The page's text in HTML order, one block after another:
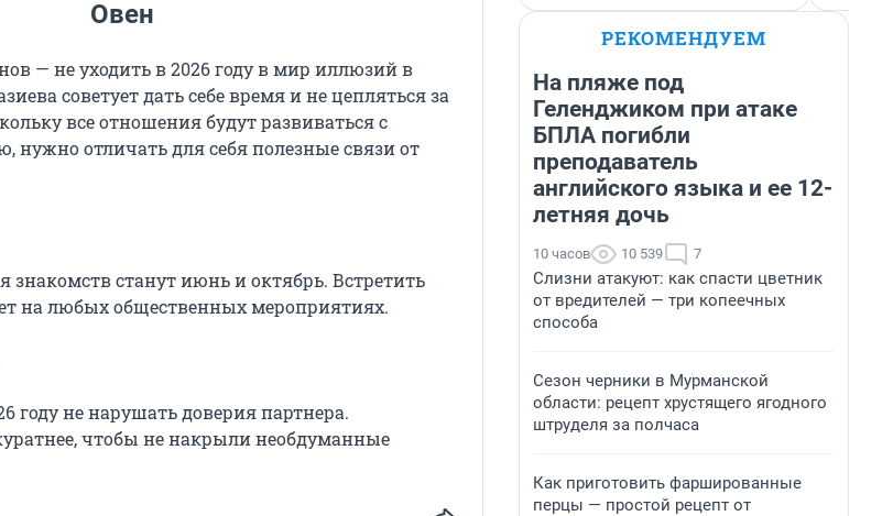
Овен
— не уходить в 2026 году в мир иллюзий в
советует дать себе время и не цепляться за
все отношения будут развиваться с
нужно отличать для себя полезные связи от
станут июнь и октябрь. Встретить
на любых общественных мероприятиях.
году не нарушать доверия партнера.
чтобы не накрыли необдуманные
РЕКОМЕНДУЕМ
На пляже под
Геленджиком при атаке
БПЛА погибли
преподаватель
английского языка и ее 12-
летняя дочь
10 часов 10 539 7
Слизни атакуют: как спасти цветник
от вредителей — три копеечных
способа
Сезон черники в Мурманской
области: рецепт хрустящего ягодного
штруделя за полчаса
Как приготовить фаршированные
перцы — простой рецепт от